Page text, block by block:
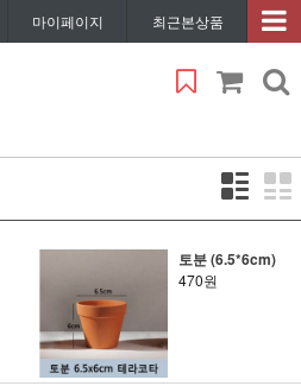
마이페이지 최근본상품
토분 (6.5*6cm)
470원